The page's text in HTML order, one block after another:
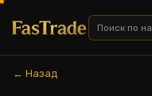
← Назад